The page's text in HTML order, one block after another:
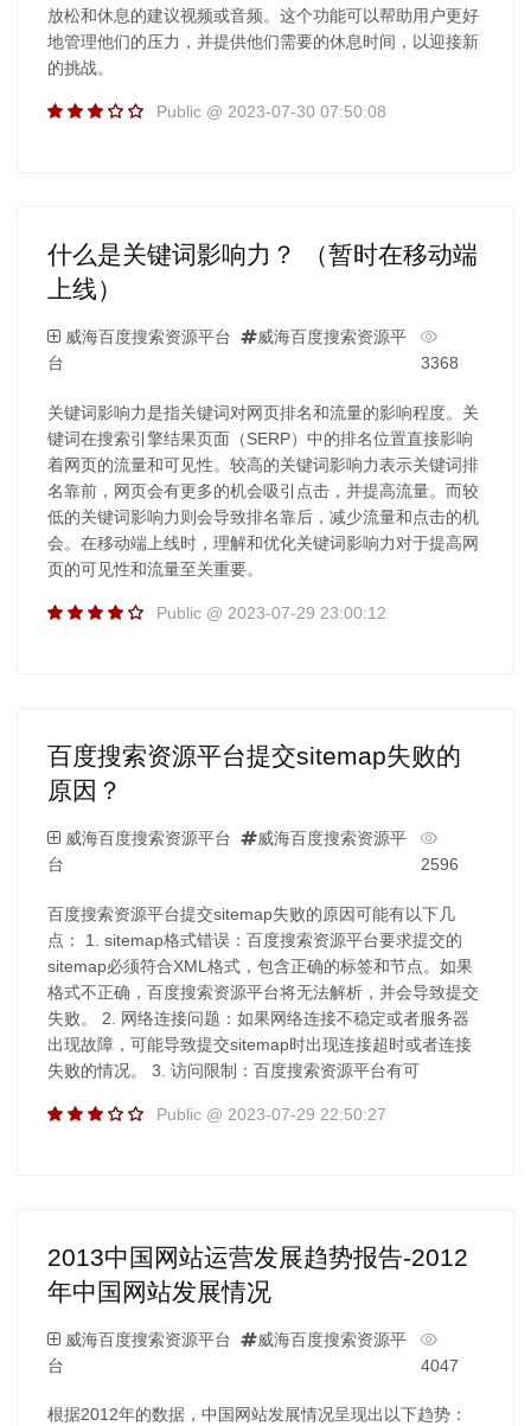
放松和休息的建议视频或音频。这个功能可以帮助用户更好
地管理他们的压力，并提供他们需要的休息时间，以迎接新
的挑战。
Public @ 2023-07-30 07:50:08
什么是关键词影响力？ （暂时在移动端
上线）
威海百度搜索资源平台
威海百度搜索资源平
台
3368
关键词影响力是指关键词对网页排名和流量的影响程度。关
键词在搜索引擎结果页面（SERP）中的排名位置直接影响
着网页的流量和可见性。较高的关键词影响力表示关键词排
名靠前，网页会有更多的机会吸引点击，并提高流量。而较
低的关键词影响力则会导致排名靠后，减少流量和点击的机
会。在移动端上线时，理解和优化关键词影响力对于提高网
页的可见性和流量至关重要。
Public @ 2023-07-29 23:00:12
百度搜索资源平台提交sitemap失败的
原因？
威海百度搜索资源平台
威海百度搜索资源平
台
2596
百度搜索资源平台提交sitemap失败的原因可能有以下几
点： 1. sitemap格式错误：百度搜索资源平台要求提交的
sitemap必须符合XML格式，包含正确的标签和节点。如果
格式不正确，百度搜索资源平台将无法解析，并会导致提交
失败。 2. 网络连接问题：如果网络连接不稳定或者服务器
出现故障，可能导致提交sitemap时出现连接超时或者连接
失败的情况。 3. 访问限制：百度搜索资源平台有可
Public @ 2023-07-29 22:50:27
2013中国网站运营发展趋势报告-2012
年中国网站发展情况
威海百度搜索资源平台
威海百度搜索资源平
台
4047
根据2012年的数据，中国网站发展情况呈现出以下趋势：